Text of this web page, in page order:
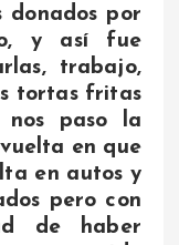
donados por
y así fue
trabajo,
tortas fritas
paso la
en que
en autos y
pero con
de haber